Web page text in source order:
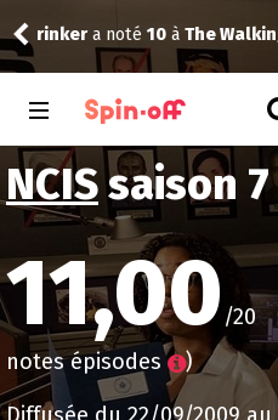
rinkera noté 10 à The
NCISsaison 7
11,00 /20
notes épisodes
)